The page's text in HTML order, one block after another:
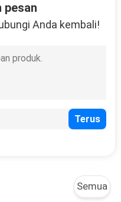
Logam
pesan
Anda kembali!
Semua